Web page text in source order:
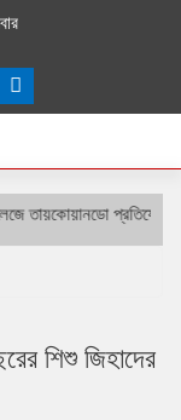
প্রতিযোগিতা
শিশু জিহাদের